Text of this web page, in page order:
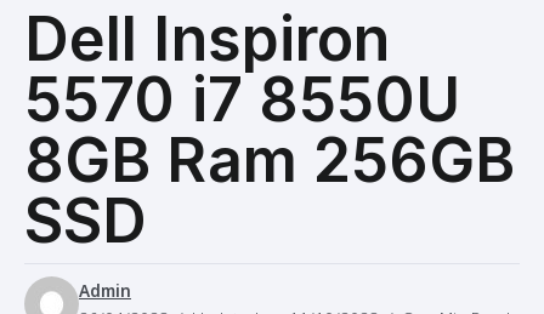
Dell Inspiron
5570 i7 8550U
8GB Ram 256GB
SSD
Admin